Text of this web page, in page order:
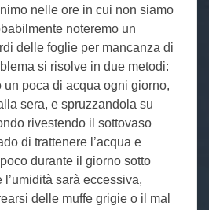
nelle ore in cui non siamo
noteremo un
delle foglie per mancanza di
si risolve in due metodi:
poca di acqua ogni giorno,
sera, e spruzzandola su
rivestendo il sottovaso
di trattenere l’acqua e
durante il giorno sotto
sarà eccessiva,
delle muffe grigie o il mal